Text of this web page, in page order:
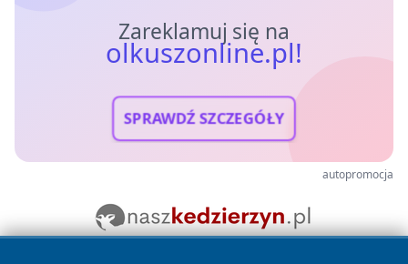
Zareklamuj się na
olkuszonline.pl!
SPRAWDŹ SZCZEGÓŁY
autopromocja